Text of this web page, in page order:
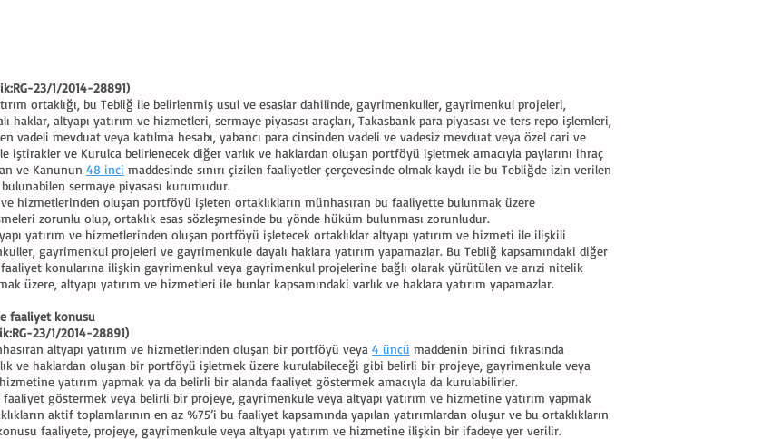
23/1/2014-28891)
ortaklığı, bu Tebliğ ile belirlenmiş usul ve esaslar dahilinde, gayrimenkuller, gayrimenkul projeleri,
haklar, altyapı yatırım ve hizmetleri, sermaye piyasası araçları, Takasbank para piyasası ve ters repo işlemleri,
vadeli mevduat veya katılma hesabı, yabancı para cinsinden vadeli ve vadesiz mevduat veya özel cari ve
iştirakler ve Kurulca belirlenecek diğer varlık ve haklardan oluşan portföyü işletmek amacıyla paylarını ihraç
ve Kanunun 48 inci maddesinde sınırı çizilen faaliyetler çerçevesinde olmak kaydı ile bu Tebliğde izin verilen
sermaye piyasası kurumudur.
ve hizmetlerinden oluşan portföyü işleten ortaklıkların münhasıran bu faaliyette bulunmak üzere
zorunlu olup, ortaklık esas sözleşmesinde bu yönde hüküm bulunması zorunludur.
yatırım ve hizmetlerinden oluşan portföyü işletecek ortaklıklar altyapı yatırım ve hizmeti ile ilişkili
gayrimenkul projeleri ve gayrimenkule dayalı haklara yatırım yapamazlar. Bu Tebliğ kapsamındaki diğer
faaliyet konularına ilişkin gayrimenkul veya gayrimenkul projelerine bağlı olarak yürütülen ve arızi nitelik
üzere, altyapı yatırım ve hizmetleri ile bunlar kapsamındaki varlık ve haklara yatırım yapamazlar.
faaliyet konusu
23/1/2014-28891)
altyapı yatırım ve hizmetlerinden oluşan bir portföyü veya 4 üncü maddenin birinci fıkrasında
ve haklardan oluşan bir portföyü işletmek üzere kurulabileceği gibi belirli bir projeye, gayrimenkule veya
hizmetine yatırım yapmak ya da belirli bir alanda faaliyet göstermek amacıyla da kurulabilirler.
faaliyet göstermek veya belirli bir projeye, gayrimenkule veya altyapı yatırım ve hizmetine yatırım yapmak
aktif toplamlarının en az %75’i bu faaliyet kapsamında yapılan yatırımlardan oluşur ve bu ortaklıkların
faaliyete, projeye, gayrimenkule veya altyapı yatırım ve hizmetine ilişkin bir ifadeye yer verilir.